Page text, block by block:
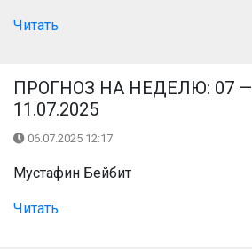
Читать
ПРОГНОЗ НА НЕДЕЛЮ: 07 —
11.07.2025
06.07.2025 12:17
Мустафин Бейбит
Читать